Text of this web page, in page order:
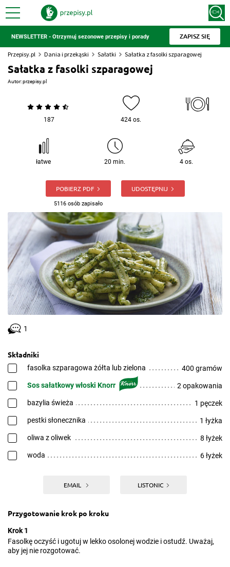
NEWSLETTER - Otrzymuj sezonowe przepisy i porady ZAPISZ SIĘ
Przepisy.pl Dania i przekąski Sałatki Sałatka z fasolki szparagowej
Sałatka z fasolki szparagowej
Autor:przepisy.pl
187 424 os.
łatwe 20 min. 4 os.
POBIERZ PDF
5116 osób zapisało
UDOSTĘPNIJ
1
Składniki
fasolka szparagowa żółta lub zielona 400 gramów
Sos sałatkowy włoski Knorr 2 opakowania
bazylia świeża 1 pęczek
pestki słonecznika 1 łyżka
oliwa z oliwek 8 łyżek
woda 6 łyżek
EMAIL LISTONIC
Przygotowanie krok po kroku
Krok 1
Fasolkę oczyść i ugotuj w lekko osolonej wodzie i ostudź. Uważaj,
aby jej nie rozgotować.